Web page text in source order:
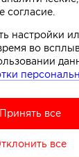
согласие.
настройки
во
Принять все
все